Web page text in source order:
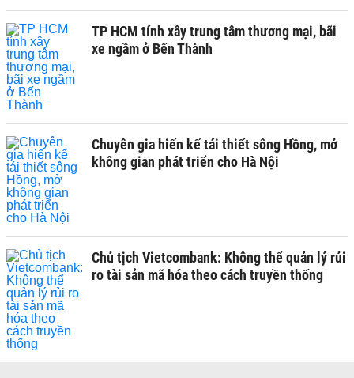
TP HCM tính xây trung tâm thương mại, bãi
xe ngầm ở Bến Thành
Chuyên gia hiến kế tái thiết sông Hồng, mở
không gian phát triển cho Hà Nội
Chủ tịch Vietcombank: Không thể quản lý rủi
ro tài sản mã hóa theo cách truyền thống